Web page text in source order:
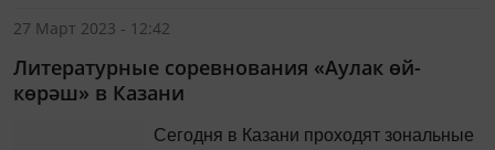
27 Март 2023 - 12:42
Литературные соревнования «Аулак өй-
көрәш» в Казани
Сегодня в Казани проходят зональные